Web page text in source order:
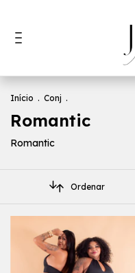
Início . Conj .
Romantic
Romantic
Ordenar